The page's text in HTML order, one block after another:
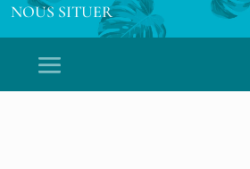
NOUS SITUER